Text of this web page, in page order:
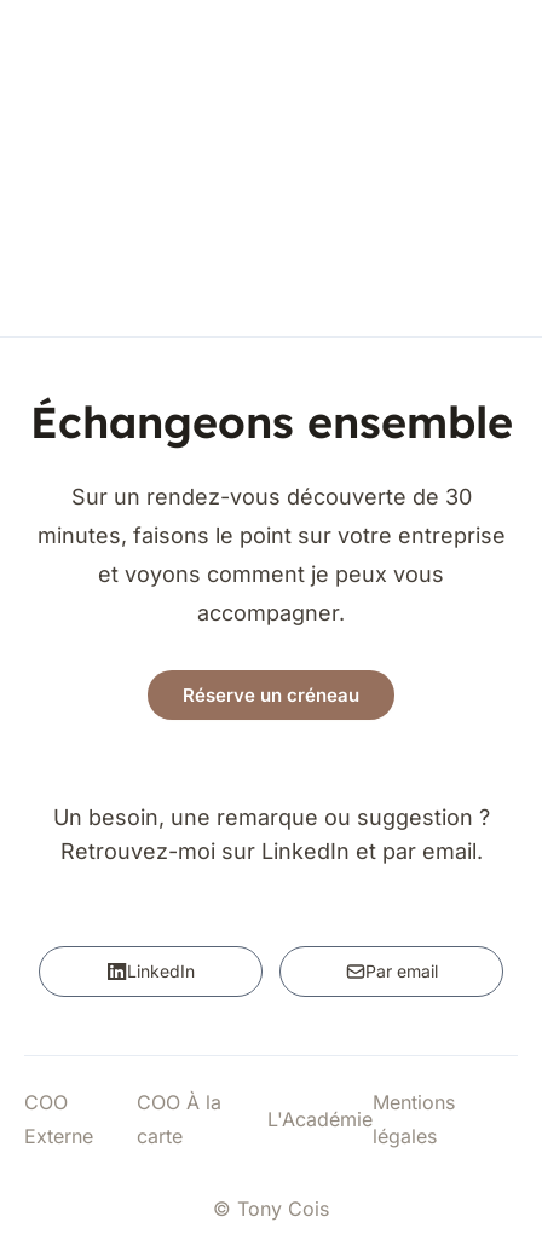
Échangeons ensemble
Sur un rendez-vous découverte de 30
minutes, faisons le point sur votre entreprise
et voyons comment je peux vous
accompagner.
Réserve un créneau
Un besoin, une remarque ou suggestion ?
Retrouvez-moi sur LinkedIn et par email.
LinkedIn Par email
COO
Externe
COO À la
carte
L'Académie
Mentions
légales
© Tony Cois